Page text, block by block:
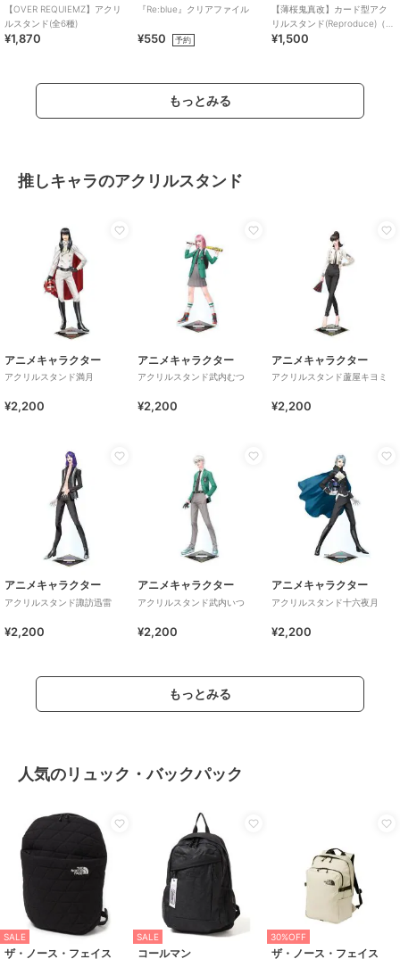
【OVER REQUIEMZ】アクリ
ルスタンド(全6種)
¥1,870
『Re:blue』クリアファイル
¥550 予約
【薄桜鬼真改】カード型アク
リルスタンド(Reproduce)（ラ
ンダム全6種）
¥1,500
もっとみる
推しキャラのアクリルスタンド
アニメキャラクター
アクリルスタンド満月
¥2,200
アニメキャラクター
アクリルスタンド武内むつ
¥2,200
アニメキャラクター
アクリルスタンド蘆屋キヨミ
¥2,200
アニメキャラクター
アクリルスタンド諏訪迅雷
¥2,200
アニメキャラクター
アクリルスタンド武内いつ
¥2,200
アニメキャラクター
アクリルスタンド十六夜月
¥2,200
もっとみる
人気のリュック・バックパック
SALE
ザ・ノース・フェイス
SALE
コールマン
30%OFF
ザ・ノース・フェイス